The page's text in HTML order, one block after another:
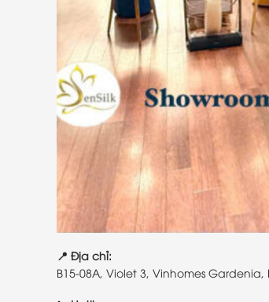
📍 Địa chỉ:
B15-08A, Violet 3, Vinhomes